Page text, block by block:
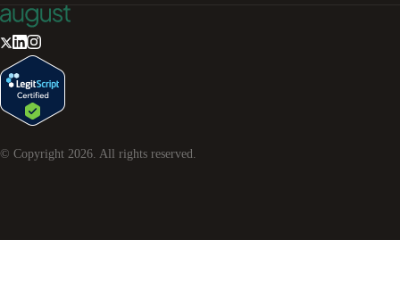
© Copyright 2026. All rights reserved.